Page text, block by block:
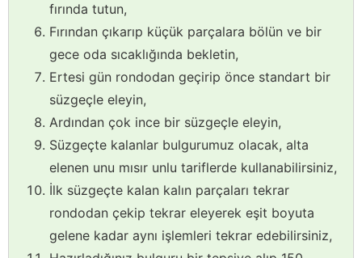
fırında tutun,
Fırından çıkarıp küçük parçalara bölün ve bir
gece oda sıcaklığında bekletin,
Ertesi gün rondodan geçirip önce standart bir
süzgeçle eleyin,
Ardından çok ince bir süzgeçle eleyin,
Süzgeçte kalanlar bulgurumuz olacak, alta
elenen unu mısır unlu tariflerde kullanabilirsiniz,
İlk süzgeçte kalan kalın parçaları tekrar
rondodan çekip tekrar eleyerek eşit boyuta
gelene kadar aynı işlemleri tekrar edebilirsiniz,